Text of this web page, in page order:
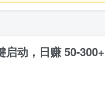
启动，日赚 50-300+